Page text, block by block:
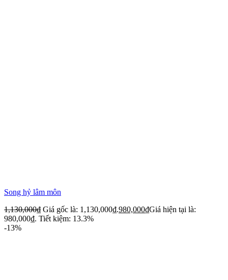
Song hỷ lâm môn
1,130,000₫ Giá gốc là: 1,130,000₫.980,000₫Giá hiện tại là:
980,000₫. Tiết kiệm: 13.3%
-13%